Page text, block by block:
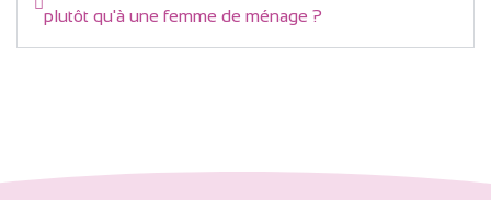
plutôt qu'à une femme de ménage ?